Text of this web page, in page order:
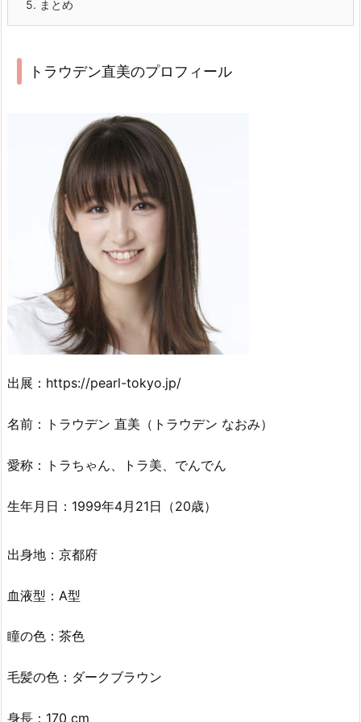
5. まとめ
トラウデン直美のプロフィール
出展：https://pearl-tokyo.jp/
名前：トラウデン 直美（トラウデン なおみ）
愛称：トラちゃん、トラ美、でんでん
生年月日：1999年4月21日（20歳）
出身地：京都府
血液型：A型
瞳の色：茶色
毛髪の色：ダークブラウン
身長：170 cm